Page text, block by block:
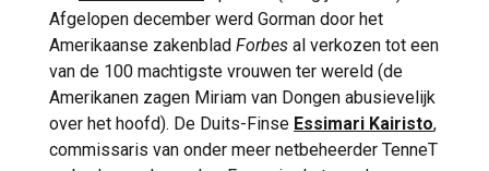
Nederland. Sinds 2019 maakt ze deel uit van
de raad van bestuur van a.s.r., waarin zij
onder meer verantwoordelijk was voor de
integratie van Aegon. De Swart heeft bij a.s.r.
‘grote schoenen te vullen’, zoalsDe Telegraaf
schreef bij haar aantreden. Bij de verzekeraar
bank inmiddels gespecialiseerd lijkt in het
recruiten
van jonge, talentvolle, vrouwelijke,
buitenlandse topbankiers. Eerder verhuisden
de Turkse Pinar Abay en de Kroatische
Ljiljana Čortan ook al voor een topfunctie
naar Amsterdam.
Afgelopen december werd Gorman door het
Amerikaanse zakenblad Forbes al verkozen tot een
van de 100 machtigste vrouwen ter wereld (de
Amerikanen zagen Miriam van Dongen abusievelijk
over het hoofd). De Duits-Finse Essimari Kairisto,
commissaris van onder meer netbeheerder TenneT